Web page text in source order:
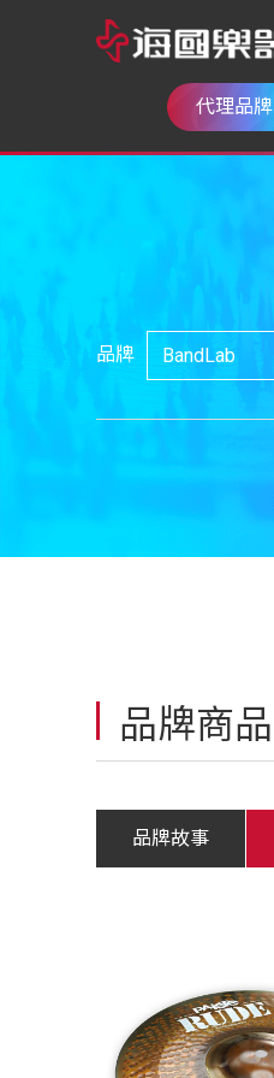
代理品牌
品牌
品牌商品
品牌故事